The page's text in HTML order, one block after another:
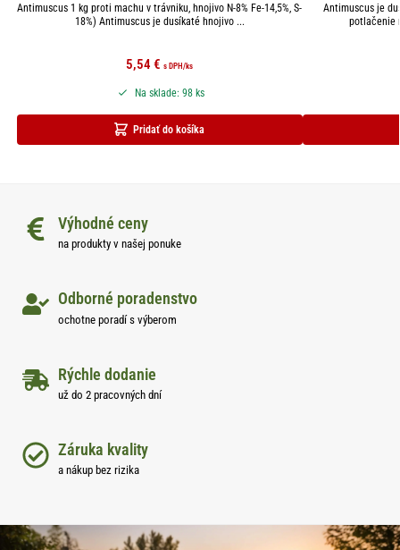
Antimuscus 1 kg proti machu v trávniku, hnojivo N-8% Fe-14,5%, S-
18%) Antimuscus je dusíkaté hnojivo ...
5,54€ s DPH/ks
Pridať do košíka
Na sklade: 98 ks
Antimuscus je
potlačenie
Výhodné ceny
na produkty v našej ponuke
Odborné poradenstvo
ochotne poradí s výberom
Rýchle dodanie
už do 2 pracovných dní
Záruka kvality
a nákup bez rizika